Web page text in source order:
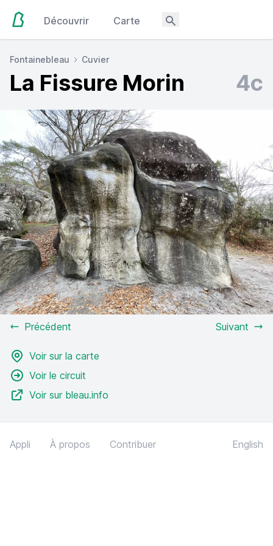
Découvrir Carte
Fontainebleau Cuvier
La Fissure Morin 4c
Précédent Suivant
Voir sur la carte
Voir le circuit
Voir sur bleau.info
Appli À propos Contribuer English